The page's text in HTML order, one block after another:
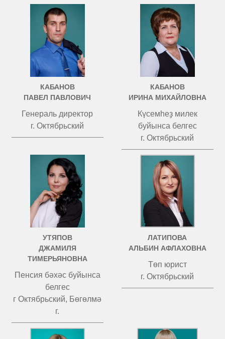
КАБАНОВ
ПАВЕЛ ПАВЛОВИЧ
Генераль директор
г. Октябрьский
КАБАНОВ
ИРИНА МИХАЙЛОВНА
Күсемһеҙ милек
буйынса белгес
г. Октябрьский
УТЯПОВ
ДЖАМИЛЯ
ТИМЕРЬЯНОВНА
Пенсия бәхәс буйынса
белгес
г Октябрьский, Бөгөлмә
г.
ЛАТИПОВА
АЛЬБИН АФЛАХОВНА
Төп юрист
г. Октябрьский